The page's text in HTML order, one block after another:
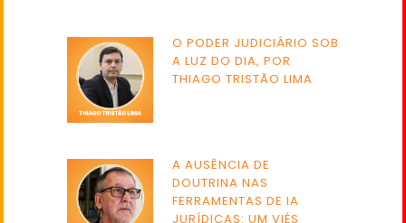
O PODER JUDICIÁRIO SOB
A LUZ DO DIA, POR
THIAGO TRISTÃO LIMA
A AUSÊNCIA DE
DOUTRINA NAS
FERRAMENTAS DE IA
JURÍDICAS: UM VIÉS